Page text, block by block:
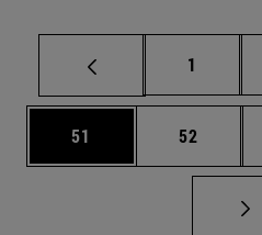
Página
1
Página
51 Página
52